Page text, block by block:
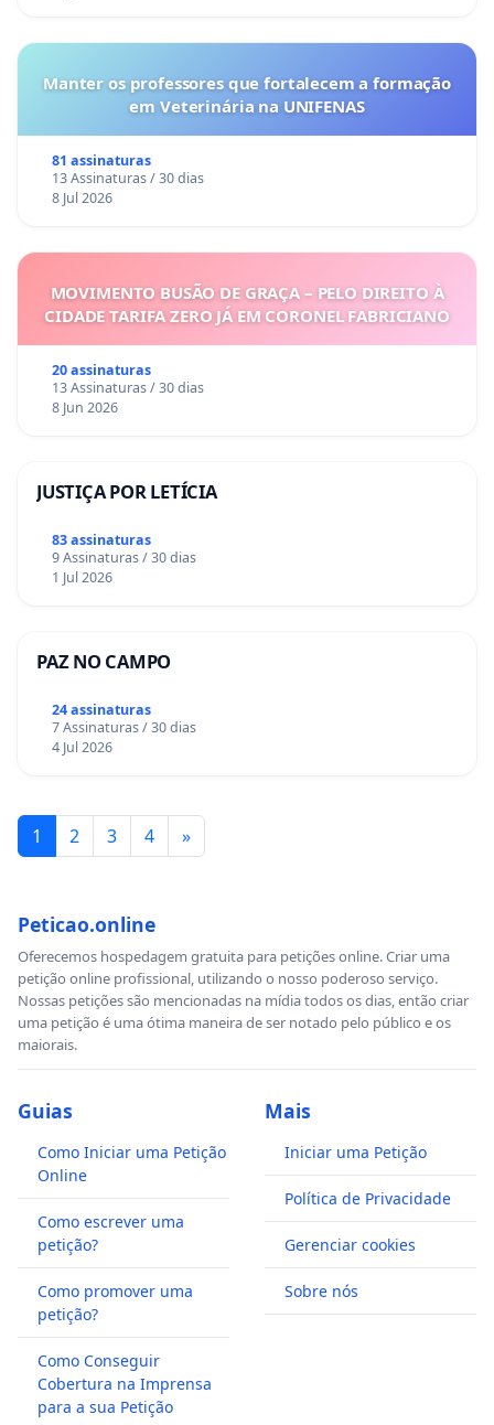
Manter os professores que fortalecem a formação
em Veterinária na UNIFENAS
81 assinaturas
13 Assinaturas / 30 dias
8 Jul 2026
MOVIMENTO BUSÃO DE GRAÇA – PELO DIREITO À
CIDADE TARIFA ZERO JÁ EM CORONEL FABRICIANO
20 assinaturas
13 Assinaturas / 30 dias
8 Jun 2026
JUSTIÇA POR LETÍCIA
83 assinaturas
9 Assinaturas / 30 dias
1 Jul 2026
PAZ NO CAMPO
24 assinaturas
7 Assinaturas / 30 dias
4 Jul 2026
1 2 3 4 »
Peticao.online
Oferecemos hospedagem gratuita para petições online. Criar uma
petição online profissional, utilizando o nosso poderoso serviço.
Nossas petições são mencionadas na mídia todos os dias, então criar
uma petição é uma ótima maneira de ser notado pelo público e os
maiorais.
Guias
Como Iniciar uma Petição
Online
Como escrever uma
petição?
Como promover uma
petição?
Como Conseguir
Cobertura na Imprensa
para a sua Petição
Mais
Iniciar uma Petição
Política de Privacidade
Gerenciar cookies
Sobre nós